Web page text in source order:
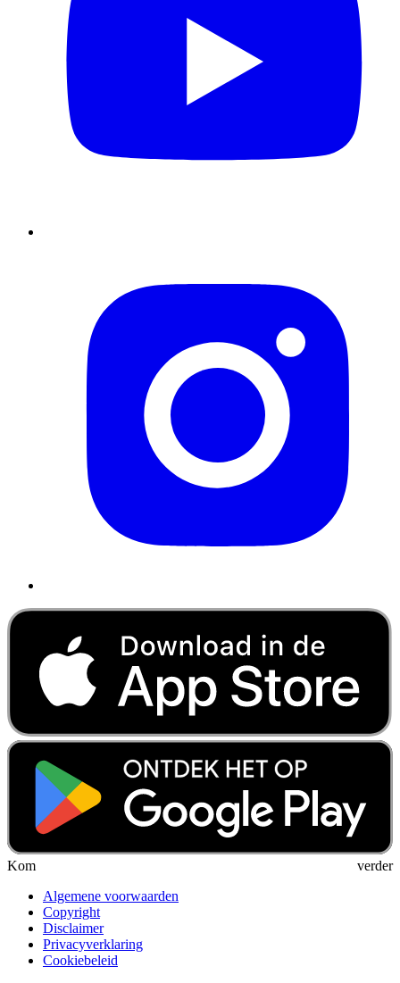
Kom verder
Algemene voorwaarden
Copyright
Disclaimer
Privacyverklaring
Cookiebeleid